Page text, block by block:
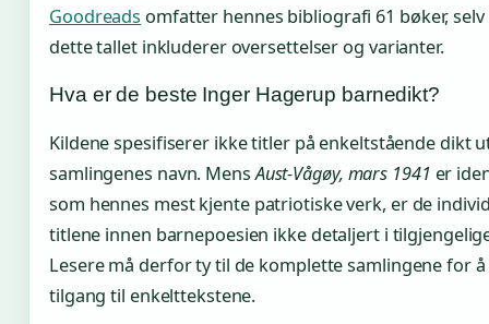
Goodreads omfatter hennes bibliografi 61 bøker,
dette tallet inkluderer oversettelser og varianter.
Hva er de beste Inger Hagerup barnedikt?
Kildene spesifiserer ikke titler på enkeltstående dikt
samlingenes navn. MensAust-Vågøy, mars 1941 er
som hennes mest kjente patriotiske verk, er de
titlene innen barnepoesien ikke detaljert i
Lesere må derfor ty til de komplette samlingene for
tilgang til enkelttekstene.